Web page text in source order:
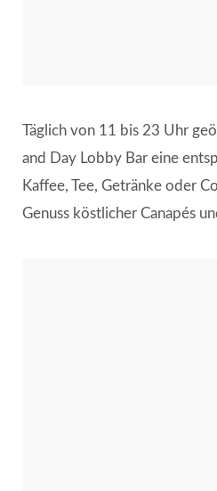
Täglich von 11 bis 23 Uhr
and Day Lobby Bar eine
Kaffee, Tee, Getränke oder
Genuss köstlicher Canapés